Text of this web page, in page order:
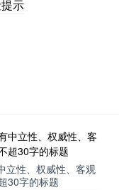
示
立性、权威性、客观
30字的标题